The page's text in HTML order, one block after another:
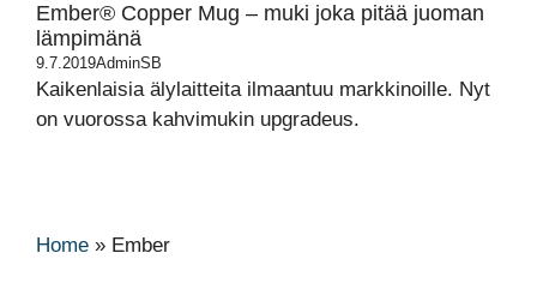
Ember® Copper Mug – muki joka pitää juoman
lämpimänä
9.7.2019AdminSB
Kaikenlaisia älylaitteita ilmaantuu markkinoille. Nyt
on vuorossa kahvimukin upgradeus.
Home » Ember